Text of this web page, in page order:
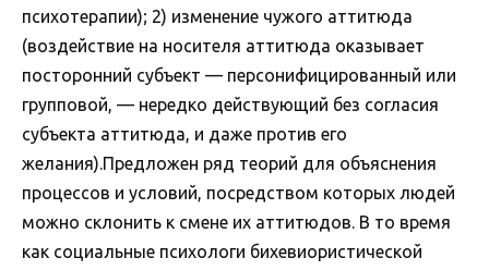
психотерапии); 2) изменение чужого аттитюда
(воздействие на носителя аттитюда оказывает
посторонний субъект — персонифицированный или
групповой, — нередко действующий без согласия
субъекта аттитюда, и даже против его
желания).Предложен ряд теорий для объяснения
процессов и условий, посредством которых людей
можно склонить к смене их аттитюдов. В то время
как социальные психологи бихевиористической